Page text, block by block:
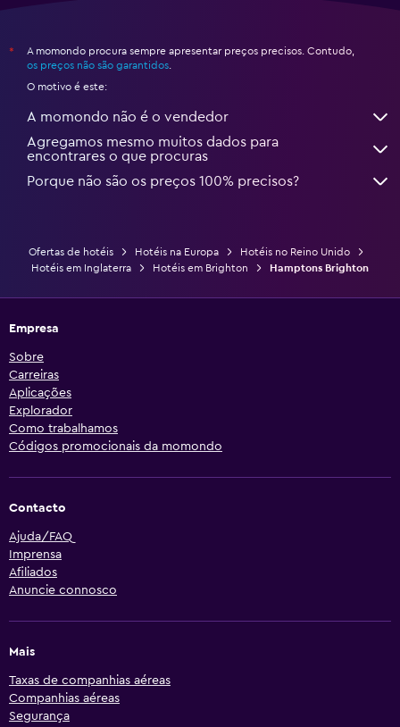
*
A momondo procura sempre apresentar preços precisos. Contudo,
os preços não são garantidos
O motivo é este:
A momondo não é o vendedor
Agregamos mesmo muitos dados para
encontrares o que procuras
Porque não são os preços 100% precisos?
Ofertas de hotéis Hotéis na Europa
Hotéis no Reino Unido
Hotéis em Inglaterra
Hotéis em Brighton Hamptons Brighton
Empresa
Sobre
Carreiras
Aplicações
Explorador
Como trabalhamos
Códigos promocionais da momondo
Contacto
Ajuda/FAQ
Imprensa
Afiliados
Anuncie connosco
Mais
Taxas de companhias aéreas
Companhias aéreas
Segurança